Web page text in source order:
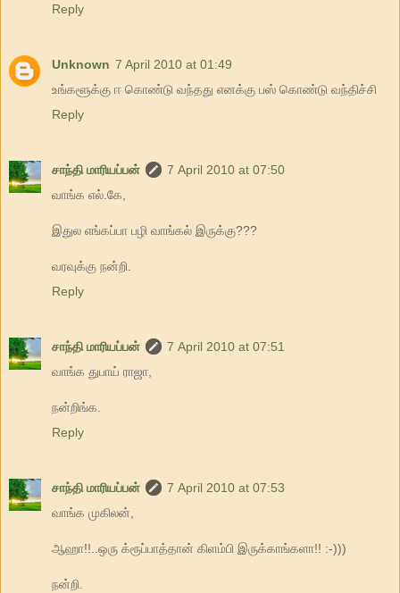
Reply
Unknown 7 April 2010 at 01:49
உங்களூக்கு ஈ கொண்டு வந்தது எனக்கு பஸ் கொண்டு வந்திச்சி
Reply
சாந்தி மாரியப்பன்
7 April 2010 at 07:50
வாங்க எல்.கே,
இதுல எங்கப்பா பழி வாங்கல் இருக்கு???
வரவுக்கு நன்றி.
Reply
சாந்தி மாரியப்பன்
7 April 2010 at 07:51
வாங்க துபாய் ராஜா,
நன்றிங்க.
Reply
சாந்தி மாரியப்பன்
7 April 2010 at 07:53
வாங்க முகிலன்,
ஆஹா!!..ஒரு க்ரூப்பாத்தான் கிளம்பி இருக்காங்களா!! :-)))
நன்றி.